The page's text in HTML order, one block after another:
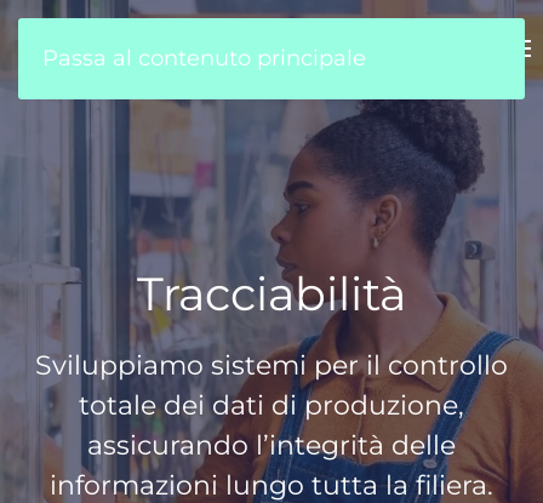
Passa al contenuto principale
Tracciabilità
Sviluppiamo sistemi per il controllo
totale dei dati di produzione,
assicurando l’integrità delle
informazioni lungo tutta la filiera.